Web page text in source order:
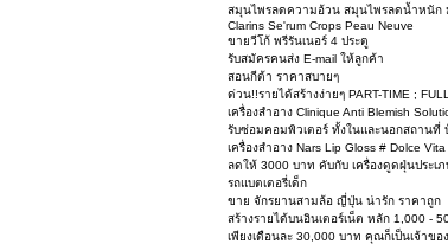
สมุนไพรลดความอ้วน สมุนไพรลดน้ำหนัก
Clarins Se'rum Crops Peau Neuve
ขายวีโก้ พรีรันเนอร์ 4 ประตู
รับสมัครคนส่ง E-mail ให้ลูกค้า
สอนกีต้า ราคาสบายๆ
ด่วน!!รายได้สร้างง่ายๆ PART-TIME ;
เครื่องสำอาง Clinique Anti Blemish
รับซ่อมคอมพิวเตอร์ ทั้งในและนอกสถานที่
เครื่องสำอาง Nars Lip Gloss # Dolce Vita
ลดให้ 3000 บาท คับกับ เครื่องดูดฝุ่นประ
รถแบตเตอรี่เด็ก
ขาย จักรยานสามล้อ ญี่ปุ่น น่ารัก ราคาถูก
สร้างรายได้บนอินเตอร์เน็ต หลัก 1,000 -
เพียงเดือนละ 30,000 บาท คุณก็เป็นเจ้าข